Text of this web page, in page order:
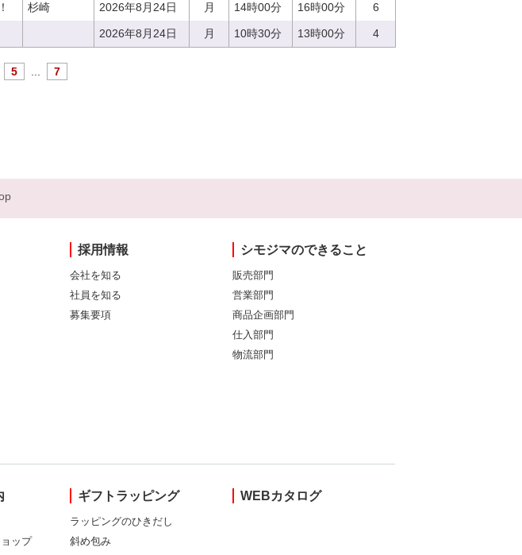
杉崎 2026年8月24日 月 14時00分 16時00分 6
2026年8月24日 月 10時30分 13時00分 4
5 7
採用情報
会社を知る
社員を知る
募集要項
シモジマのできること
販売部門
営業部門
商品企画部門
仕入部門
物流部門
ップ
ギフトラッピング
ラッピングのひきだし
斜め包み
WEBカタログ